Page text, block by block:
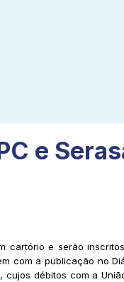
e
cartório e serão
com a publicação no
débitos com a